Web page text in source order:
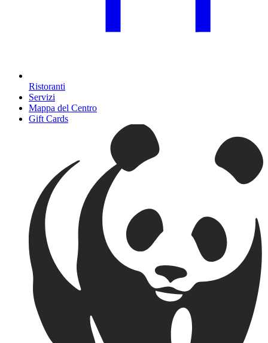
Ristoranti
Servizi
Mappa del Centro
Gift Cards